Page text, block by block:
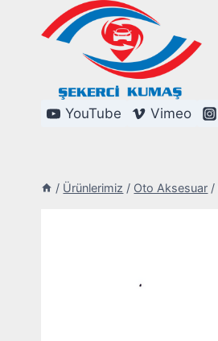
YouTube Vimeo
/ Ürünlerimiz / Oto Aksesuar /